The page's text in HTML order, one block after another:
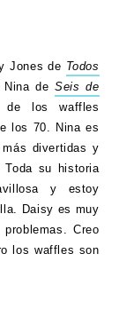
Jones de Todos
Nina deSeis de
de los waffles
los 70. Nina es
divertidas y
Toda su historia
y estoy
Daisy es muy
Creo
los waffles son